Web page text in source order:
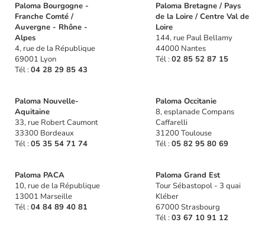
Paloma Bourgogne -
Franche Comté /
Auvergne - Rhône -
Alpes
4, rue de la République
69001 Lyon
Tél : 04 28 29 85 43
Paloma Bretagne / Pays
de la Loire / Centre Val de
Loire
144, rue Paul Bellamy
44000 Nantes
Tél : 02 85 52 87 15
Paloma Nouvelle-
Aquitaine
33, rue Robert Caumont
33300 Bordeaux
Tél : 05 35 54 71 74
Paloma Occitanie
8, esplanade Compans
Caffarelli
31200 Toulouse
Tél : 05 82 95 80 69
Paloma PACA
10, rue de la République
13001 Marseille
Tél : 04 84 89 40 81
Paloma Grand Est
Tour Sébastopol - 3 quai
Kléber
67000 Strasbourg
Tél : 03 67 10 91 12